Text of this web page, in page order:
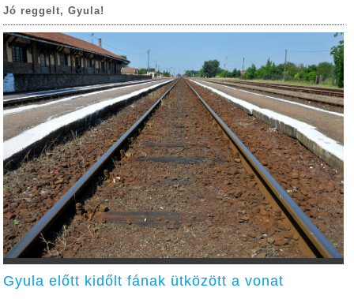
Jó reggelt, Gyula!
Gyula előtt kidőlt fának ütközött a vonat